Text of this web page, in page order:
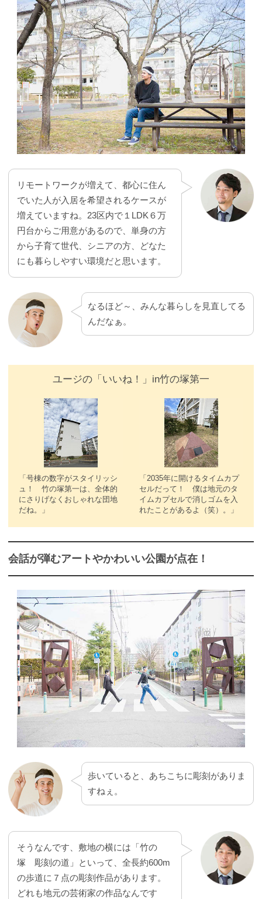
リモートワークが増えて、都心に住ん
でいた人が入居を希望されるケースが
増えていますね。23区内で１LDK６万
円台からご用意があるので、単身の方
から子育て世代、シニアの方、どなた
にも暮らしやすい環境だと思います。
なるほど～、みんな暮らしを見直してる
んだなぁ。
ユージの「いいね！」in竹の塚第一
「号棟の数字がスタイリッシ
ュ！ 竹の塚第一は、全体的
にさりげなくおしゃれな団地
だね。」
「2035年に開けるタイムカプ
セルだって！ 僕は地元のタ
イムカプセルで消しゴムを入
れたことがあるよ（笑）。」
会話が弾むアートやかわいい公園が点在！
歩いていると、あちこちに彫刻がありま
すねぇ。
そうなんです、敷地の横には「竹の
塚 彫刻の道」といって、全長約600m
の歩道に７点の彫刻作品があります。
どれも地元の芸術家の作品なんです